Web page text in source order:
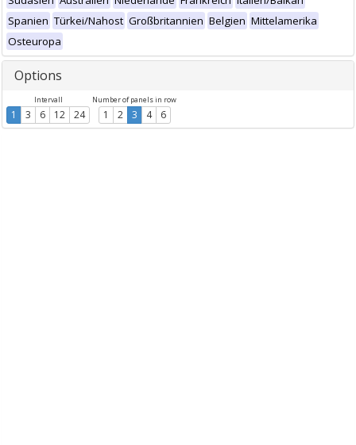
Spanien Türkei/Nahost Großbritannien Belgien Mittelamerika
Osteuropa
Options
Intervall
1 3 6 12 24
Number of panels in row
1 2 3 4 6